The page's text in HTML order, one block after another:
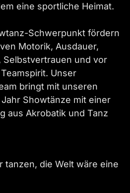
eine sportliche Heimat.
Schwerpunkt fördern
Motorik, Ausdauer,
Selbstvertrauen und vor
Unser
bringt mit unseren
Showtänze mit einer
aus Akrobatik und Tanz
tanzen, die Welt wäre eine